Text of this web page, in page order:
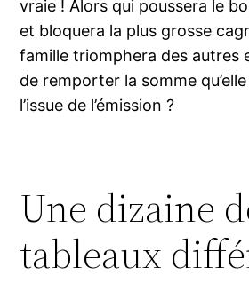
vraie ! Alors qui poussera le
et bloquera la plus grosse
famille triomphera des autres
de remporter la somme
l’issue de l’émission ?
Une dizaine
tableaux